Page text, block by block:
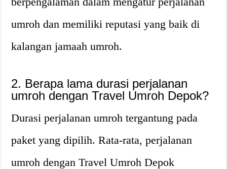
umroh dan memiliki reputasi yang baik di
kalangan jamaah umroh.
2. Berapa lama durasi perjalanan
umroh dengan Travel Umroh Depok?
Durasi perjalanan umroh tergantung pada
paket yang dipilih. Rata-rata, perjalanan
umroh dengan Travel Umroh Depok